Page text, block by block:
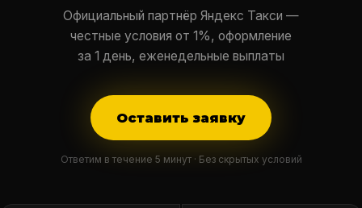
Официальный партнёр Яндекс Такси —
честные условия от 1%, оформление
за 1 день, еженедельные выплаты
Оставить заявку
Ответим в течение 5 минут · Без скрытых условий